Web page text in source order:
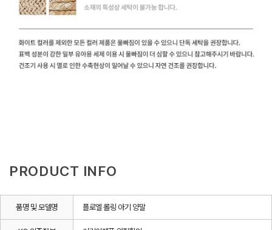
PRODUCT INFO
품명 및 모델명 플로엘 롤링 아기 양말